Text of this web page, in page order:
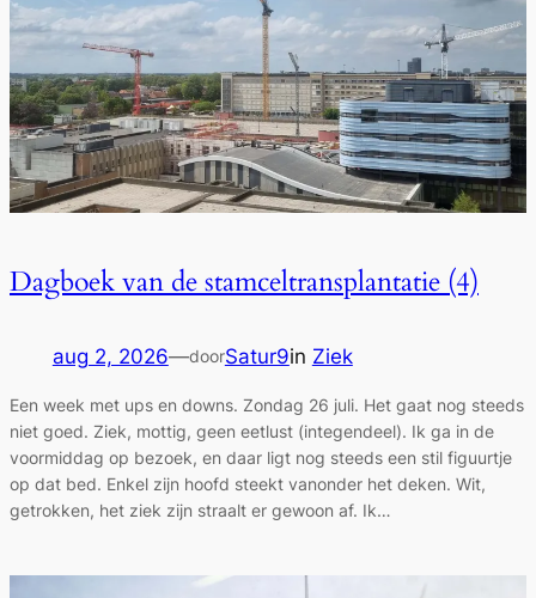
Dagboek van de stamceltransplantatie (4)
aug 2, 2026—doorSatur9in Ziek
Een week met ups en downs. Zondag 26 juli. Het gaat nog steeds
niet goed. Ziek, mottig, geen eetlust (integendeel). Ik ga in de
voormiddag op bezoek, en daar ligt nog steeds een stil figuurtje
op dat bed. Enkel zijn hoofd steekt vanonder het deken. Wit,
getrokken, het ziek zijn straalt er gewoon af. Ik…